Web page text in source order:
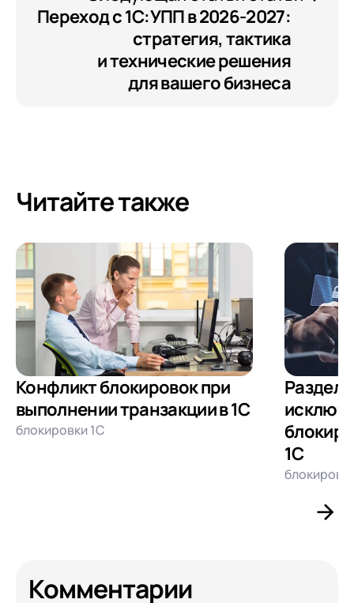
Переход с 1С:УПП в 2026-2027:
стратегия, тактика
и технические решения
для вашего бизнеса
Читайте также
Конфликт блокировок при
выполнении транзакции в 1С
блокировки 1С
1С
Комментарии